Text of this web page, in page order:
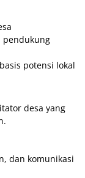
pendukung
potensi lokal
desa yang
dan komunikasi